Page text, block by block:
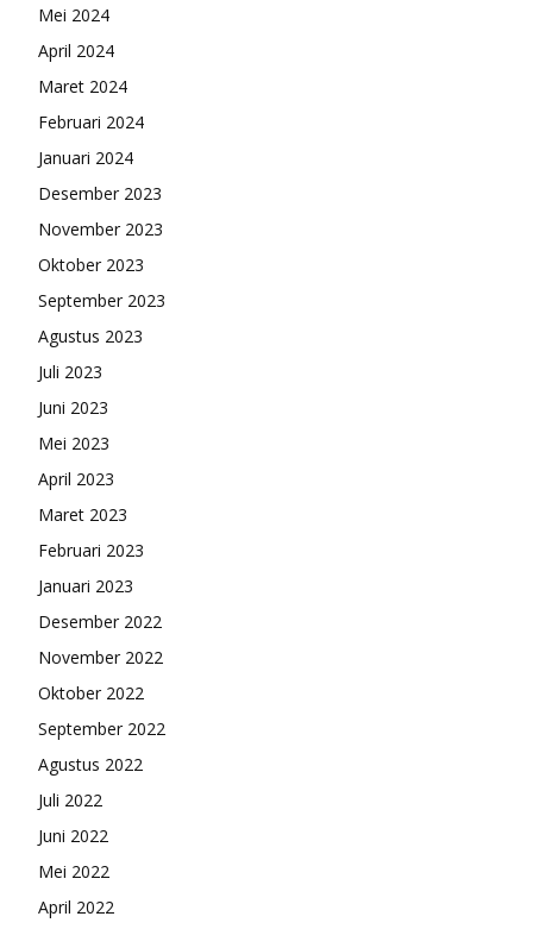
Mei 2024
April 2024
Maret 2024
Februari 2024
Januari 2024
Desember 2023
November 2023
Oktober 2023
September 2023
Agustus 2023
Juli 2023
Juni 2023
Mei 2023
April 2023
Maret 2023
Februari 2023
Januari 2023
Desember 2022
November 2022
Oktober 2022
September 2022
Agustus 2022
Juli 2022
Juni 2022
Mei 2022
April 2022